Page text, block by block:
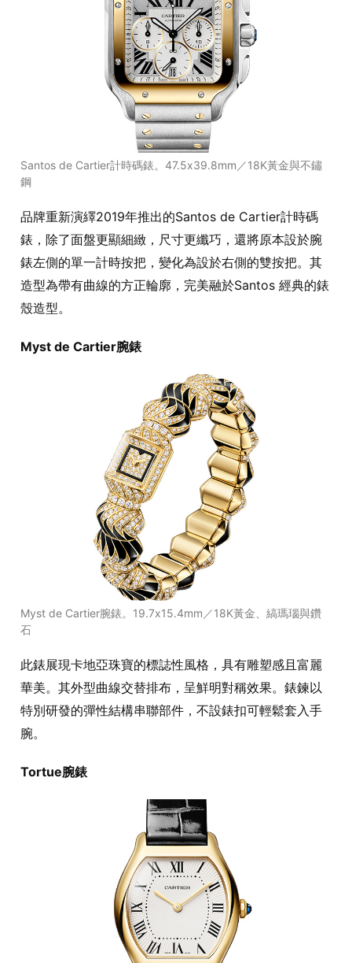
Santos de Cartier計時碼錶。47.5x39.8mm／18K黃金與不鏽
鋼
品牌重新演繹2019年推出的Santos de Cartier計時碼
錶，除了面盤更顯細緻，尺寸更纖巧，還將原本設於腕
錶左側的單一計時按把，變化為設於右側的雙按把。其
造型為帶有曲線的方正輪廓，完美融於Santos 經典的錶
殼造型。
Myst de Cartier腕錶
Myst de Cartier腕錶。19.7x15.4mm／18K黃金、縞瑪瑙與鑽
石
此錶展現卡地亞珠寶的標誌性風格，具有雕塑感且富麗
華美。其外型曲線交替排布，呈鮮明對稱效果。錶鍊以
特別研發的彈性結構串聯部件，不設錶扣可輕鬆套入手
腕。
Tortue腕錶